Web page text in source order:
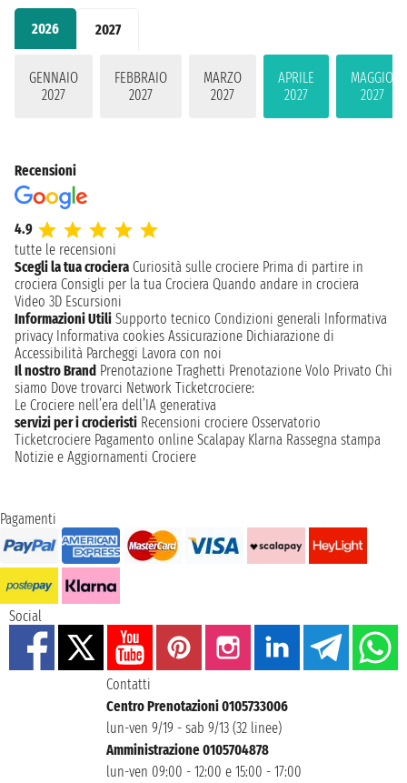
2026 2027
GENNAIO
2027
FEBBRAIO
2027
MARZO
2027
APRILE
2027
MAGGIO
2027
Recensioni
4.9
tutte le recensioni
Scegli la tua crociera Curiosità sulle crociere Prima di partire in
crociera Consigli per la tua Crociera Quando andare in crociera
Video 3D Escursioni
Informazioni Utili Supporto tecnico Condizioni generali Informativa
privacy Informativa cookies Assicurazione Dichiarazione di
Accessibilità Parcheggi Lavora con noi
Il nostro Brand Prenotazione Traghetti Prenotazione Volo Privato Chi
siamo Dove trovarci Network Ticketcrociere:
Le Crociere nell’era dell’IA generativa
servizi per i crocieristi Recensioni crociere Osservatorio
Ticketcrociere Pagamento online Scalapay Klarna Rassegna stampa
Notizie e Aggiornamenti Crociere
Pagamenti
Social
Contatti
Centro Prenotazioni 0105733006
lun-ven 9/19 - sab 9/13 (32 linee)
Amministrazione 0105704878
lun-ven 09:00 - 12:00 e 15:00 - 17:00